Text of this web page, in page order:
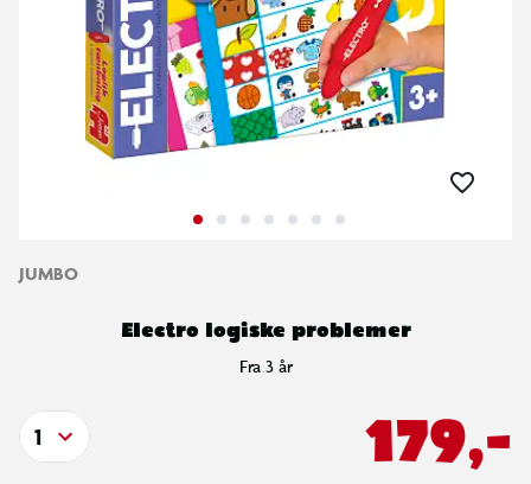
JUMBO
Electro logiske problemer
Fra 3 år
179,-
1